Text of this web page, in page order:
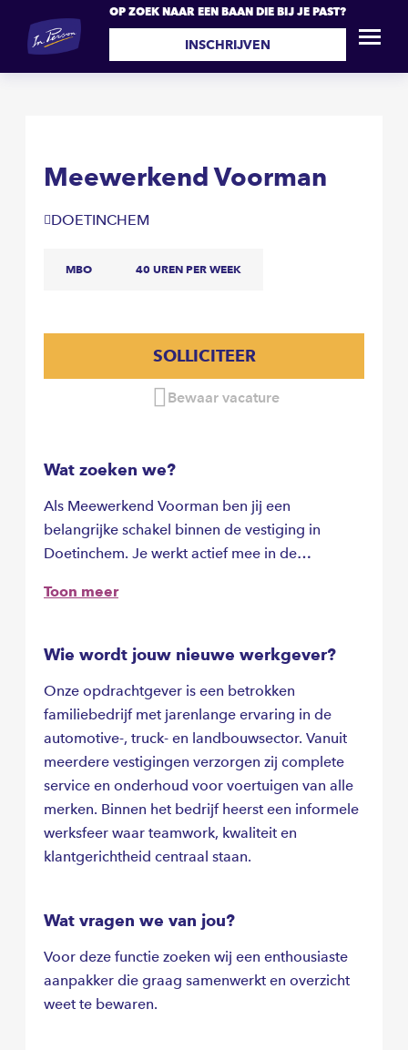
OP ZOEK NAAR EEN BAAN DIE BIJ JE PAST?
INSCHRIJVEN
Meewerkend Voorman
DOETINCHEM
MBO 40 UREN PER WEEK
SOLLICITEER
Bewaar vacature
Wat zoeken we?
Als Meewerkend Voorman ben jij een
belangrijke schakel binnen de vestiging in
Doetinchem. Je werkt actief mee in de
dat klanten optimaal geholpen worden. In deze
klantcontact en planning.
Toon meer
Wie wordt jouw nieuwe werkgever?
Onze opdrachtgever is een betrokken
familiebedrijf met jarenlange ervaring in de
automotive-, truck- en landbouwsector. Vanuit
meerdere vestigingen verzorgen zij complete
service en onderhoud voor voertuigen van alle
merken. Binnen het bedrijf heerst een informele
werksfeer waar teamwork, kwaliteit en
klantgerichtheid centraal staan.
Wat vragen we van jou?
Voor deze functie zoeken wij een enthousiaste
aanpakker die graag samenwerkt en overzicht
weet te bewaren.
Meewerkend Voorman SOLLICITEER